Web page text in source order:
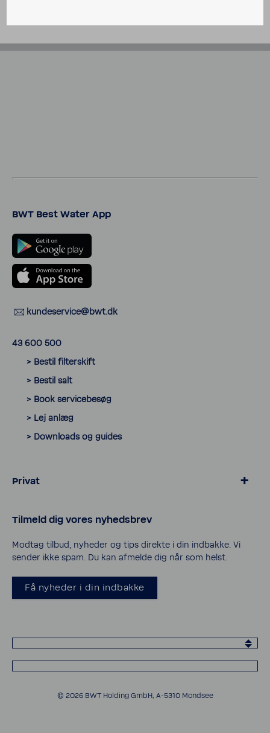
BWT Best Water App
kunde­ser­vice@bwt.dk
43 600 500
> Bestil filter­skift
> Bestil salt
> Book servicebesøg
> Lej anlæg
> Down­loads og guides
Privat
> Salt og tilbehør til blødgøring
> Vand­filtre til vand­hanen
> Service og support
> Privatlivspolitik
> Cookies
Tilmeld dig vores nyheds­brev
Modtag tilbud, nyheder og tips direkte i din indbakke. Vi
sender ikke spam. Du kan afmelde dig når som helst.
Få nyheder i din indbakke
© 2026 BWT Holding GmbH, A-​5310 Mondsee